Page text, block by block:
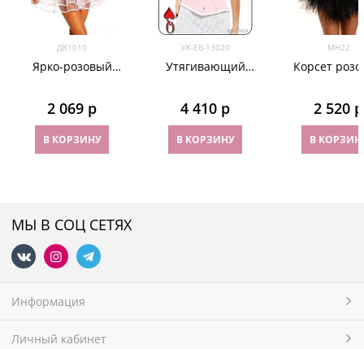
ДК1010
Ярко-розовый
2 069 р
В КОРЗИНУ
УК-EB-13020
Утягивающий
4 410 р
В КОРЗИНУ
МН22
Корсет
2 520 р
В
МЫ В СОЦ СЕТЯХ
Информация
Личный кабинет